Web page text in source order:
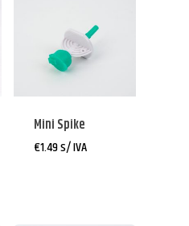
Mini Spike
€1.49s/ IVA